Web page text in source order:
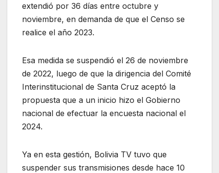
extendió por 36 días entre octubre y
noviembre, en demanda de que el Censo se
realice el año 2023.
Esa medida se suspendió el 26 de noviembre
de 2022, luego de que la dirigencia del Comité
Interinstitucional de Santa Cruz aceptó la
propuesta que a un inicio hizo el Gobierno
nacional de efectuar la encuesta nacional el
2024.
Ya en esta gestión, Bolivia TV tuvo que
suspender sus transmisiones desde hace 10